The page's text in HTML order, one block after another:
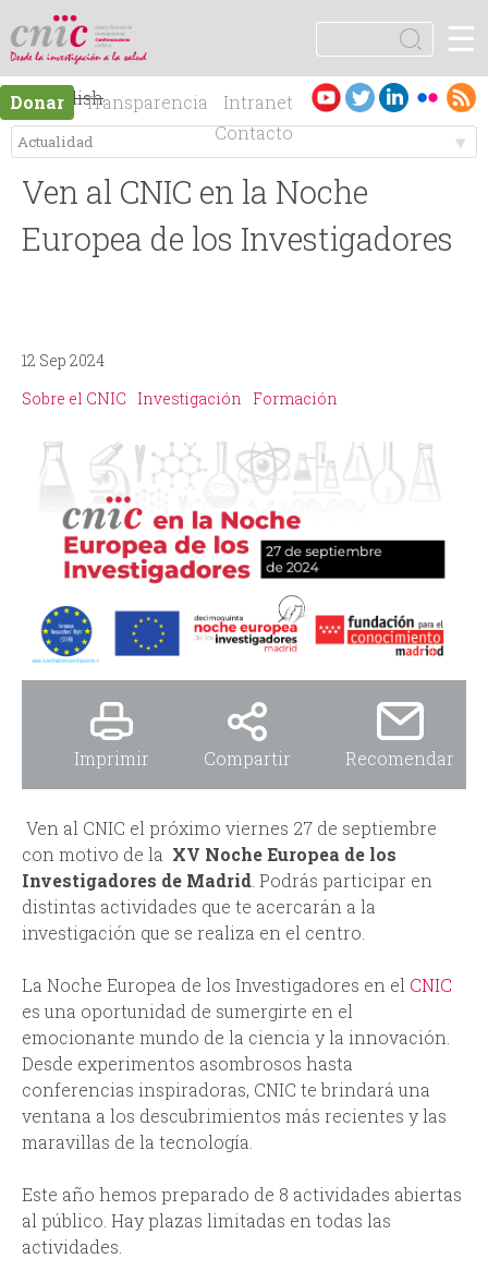
logotipo
English
Es
pa
ño
l
F
o
r
m
a
o
d
e
ú
q
u
d
a
u
s
c
Donar Transparencia
Intranet
Contacto
☰
M
e
p
Ven al CNIC en la Noche
Europea de los Investigadores
12 Sep 2024
Sobre el CNIC
Investigación Formación
Imprimir Compartir Recomendar
Ven al CNIC el próximo viernes 27 de septiembre
con motivo de la XV Noche Europea de los
Investigadores de Madrid. Podrás participar en
distintas actividades que te acercarán a la
investigación que se realiza en el centro.
La Noche Europea de los Investigadores en el CNIC
es una oportunidad de sumergirte en el
emocionante mundo de la ciencia y la innovación.
Desde experimentos asombrosos hasta
conferencias inspiradoras, CNIC te brindará una
ventana a los descubrimientos más recientes y las
maravillas de la tecnología.
Este año hemos preparado de 8 actividades abiertas
al público. Hay plazas limitadas en todas las
actividades.